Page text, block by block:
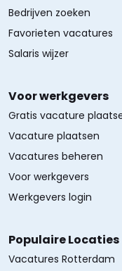
Bedrijven zoeken
Favorieten vacatures
Salaris wijzer
Voor werkgevers
Gratis vacature
Vacature plaatsen
Vacatures beheren
Voor werkgevers
Werkgevers login
Populaire Locaties
Vacatures Rotterdam